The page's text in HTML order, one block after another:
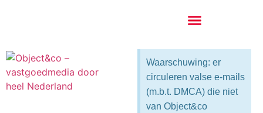
Waarschuwing: er
circuleren valse e-mails
(m.b.t. DMCA) die niet
van Object&co